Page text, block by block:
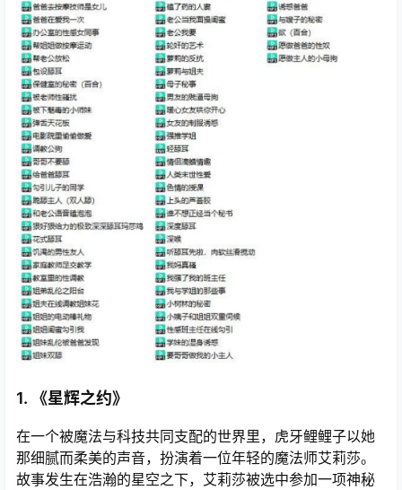
1. 《星辉之约》
在一个被魔法与科技共同支配的世界里，虎牙鲤鲤子以她
那细腻而柔美的声音，扮演着一位年轻的魔法师艾莉莎。
故事发生在浩瀚的星空之下，艾莉莎被选中参加一项神秘